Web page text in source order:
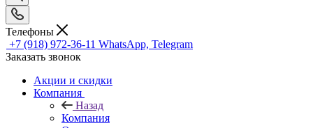
Телефоны
+7 (918) 972-36-11 WhatsApp, Telegram
Заказать звонок
Акции и скидки
Компания
Назад
Компания